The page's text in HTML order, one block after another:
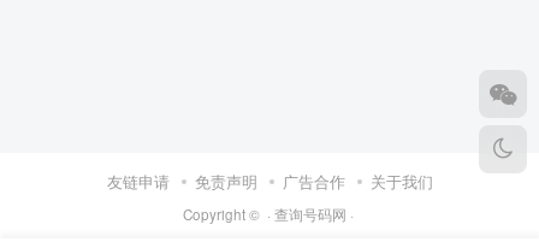
友链申请 免责声明 广告合作 关于我们
Copyright © · 查询号码网 ·